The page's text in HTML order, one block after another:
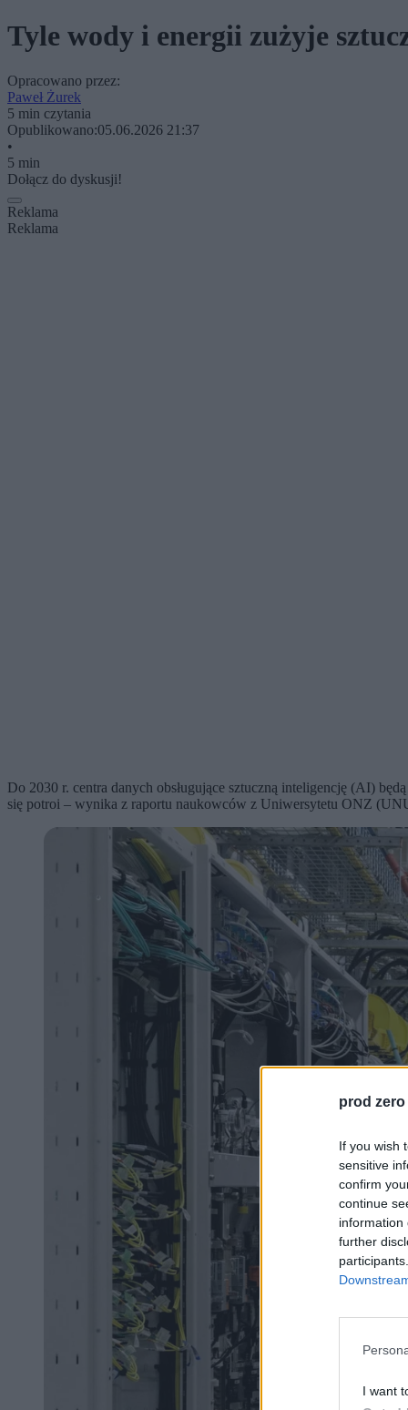
prod zero
If you wish
sensitive
confirm
continue
information
further
I want
Tyle wody i energii zużyje
Opracowano przez:
Paweł Żurek
5 min czytania
Opublikowano:05.06.2026 21:37
•
5 min
Dołącz do dyskusji!
Reklama
Reklama
Do 2030 r. centra danych obsługujące sztuczną inteligencję (AI)
się potroi – wynika z raportu naukowców z Uniwersytetu ONZ